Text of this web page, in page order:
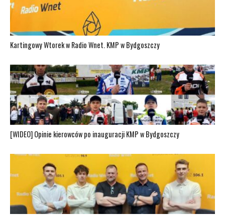
Kartingowy Wtorek w Radio Wnet. KMP w Bydgoszczy
[WIDEO] Opinie kierowców po inauguracji KMP w Bydgoszczy